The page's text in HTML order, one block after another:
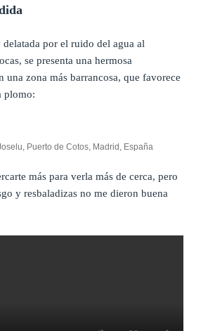
por el ruido del agua al
se presenta una hermosa
una zona más barrancosa, que favorece
plomo:
Puerto de Cotos, Madrid, España
más para verla más de cerca, pero
y resbaladizas no me dieron buena